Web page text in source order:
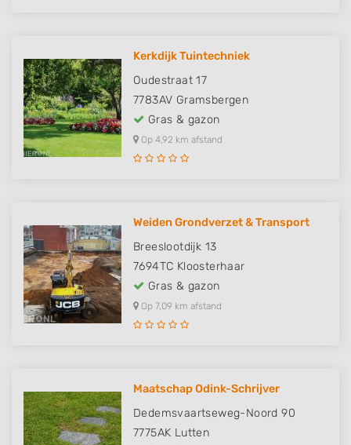
Kerkdijk Tuintechniek
Oudestraat 17
7783AV Gramsbergen
Gras & gazon
Op 4,92 km afstand
Weiden Grondverzet & Transport
Breeslootdijk 13
7694TC Kloosterhaar
Gras & gazon
Op 7,09 km afstand
Maatschap Odink-Schrijver
Dedemsvaartseweg-Noord 90
7775AK Lutten